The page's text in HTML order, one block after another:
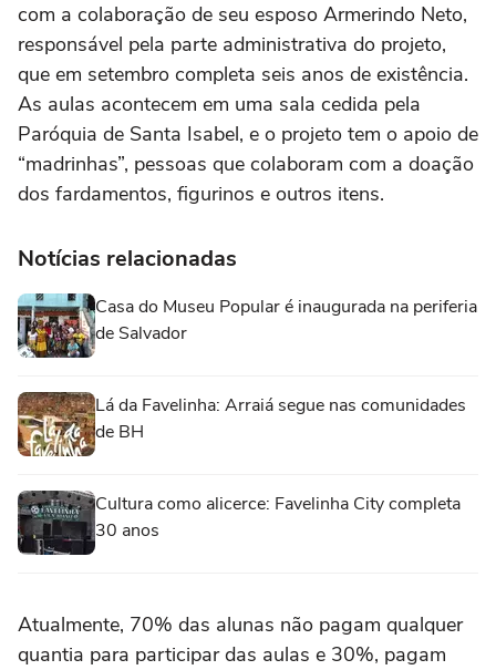
com a colaboração de seu esposo Armerindo Neto,
responsável pela parte administrativa do projeto,
que em setembro completa seis anos de existência.
As aulas acontecem em uma sala cedida pela
Paróquia de Santa Isabel, e o projeto tem o apoio de
“madrinhas”, pessoas que colaboram com a doação
dos fardamentos, figurinos e outros itens.
Notícias relacionadas
Casa do Museu Popular é inaugurada na periferia
de Salvador
Lá da Favelinha: Arraiá segue nas comunidades
de BH
Cultura como alicerce: Favelinha City completa
30 anos
Atualmente, 70% das alunas não pagam qualquer
quantia para participar das aulas e 30%, pagam